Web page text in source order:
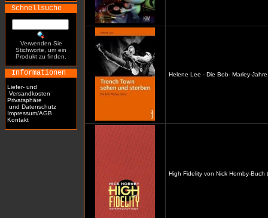
Schnellsuche
Verwenden Sie
Stichworte, um ein
Produkt zu finden.
Informationen
Liefer- und
Versandkosten
Privatsphäre
und Datenschutz
Impressum/AGB
Kontakt
Helene Lee - Die Bob- Marley-
High Fidelity von Nick Hornby-Buch